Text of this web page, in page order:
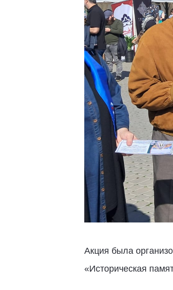
Акция была
«Историческая